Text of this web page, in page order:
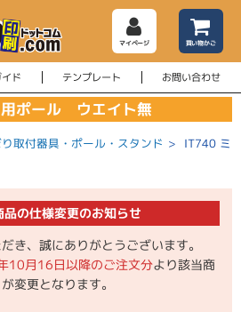
マイページ 買い物かご
ド テンプレート お問い合わせ
ポール ウエイト無
取付器具・ポール・スタンド >
IT740 ミ
品の仕様変更のお知らせ
き、誠にありがとうございます。
10月16日以降のご注文分より該当商
変更となります。